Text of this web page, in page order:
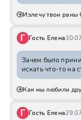
Излечу твои раны
Г Гость Елена
Зачем было
искать что-то на
Как мы любили
Г Гость Елена